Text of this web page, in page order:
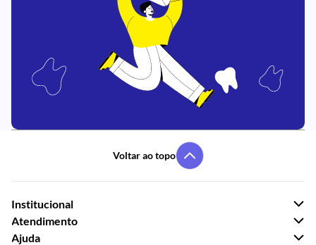
Voltar ao topo
Institucional
Atendimento
Ajuda